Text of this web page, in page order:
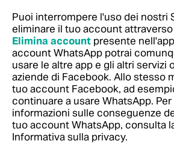
Puoi interrompere l'uso dei nostri
eliminare il tuo account
Elimina account presente
account WhatsApp potrai
usare le altre app e gli altri servizi
aziende di Facebook. Allo stesso
tuo account Facebook, ad
continuare a usare WhatsApp.
informazioni sulle conseguenze
tuo account WhatsApp, consulta
Informativa sulla privacy.